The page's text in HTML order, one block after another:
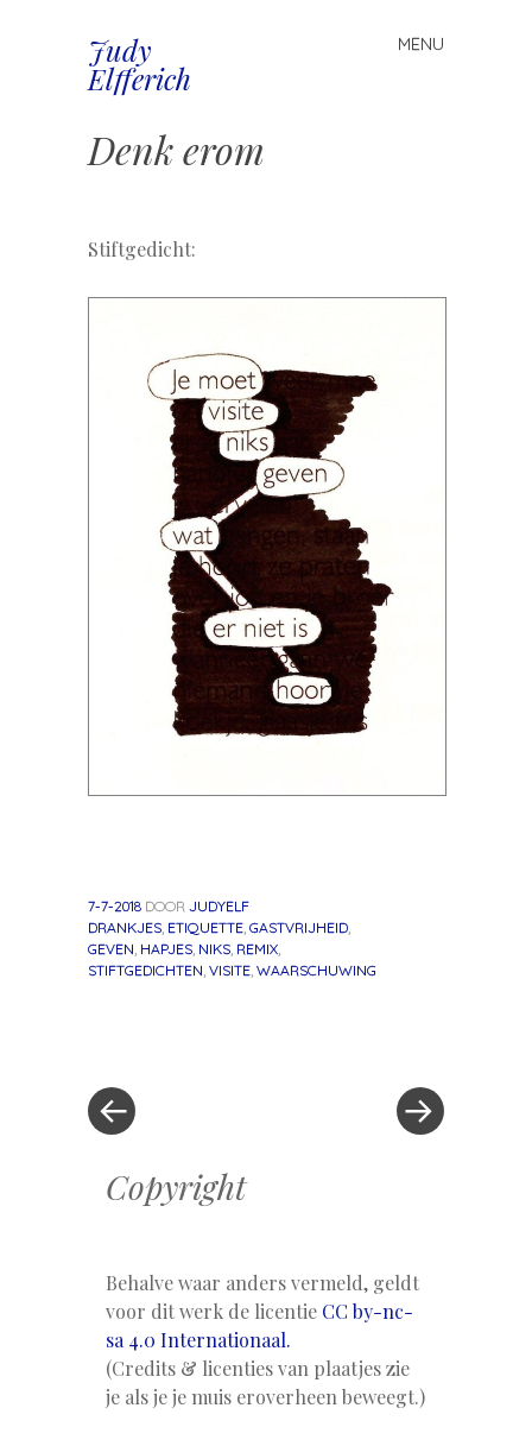
Judy
Elfferich
MENU
Spring
naar
Denk erom
Stiftgedicht:
7-7-2018 DOOR JUDYELF
DRANKJES ETIQUETTE GASTVRIJHEID
GEVEN HAPJES NIKS REMIX
STIFTGEDICHTEN VISITE WAARSCHUWING
Copyright
Behalve waar anders vermeld, geldt
voor dit werk de licentie CC by-nc-
sa 4.0 Internationaal.
(Credits & licenties van plaatjes zie
je als je je muis eroverheen beweegt.)